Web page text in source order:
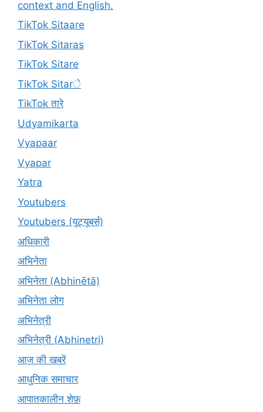
context and English.
TikTok Sitaare
TikTok Sitaras
TikTok Sitare
TikTok Sitarे
TikTok तारे
Udyamikarta
Vyapaar
Vyapar
Yatra
Youtubers
Youtubers (यूट्यूबर्स)
अधिकारी
अभिनेता
अभिनेता (Abhinētā)
अभिनेता लोग
अभिनेत्री
अभिनेत्री (Abhinetri)
आज की खबरें
आधुनिक समाचार
आपातकालीन शेफ़